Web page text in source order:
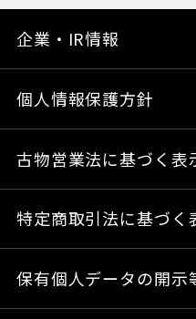
企業・IR情報
個人情報保護方針
古物営業法に基づく表
特定商取引法に基づく
保有個人データの開示